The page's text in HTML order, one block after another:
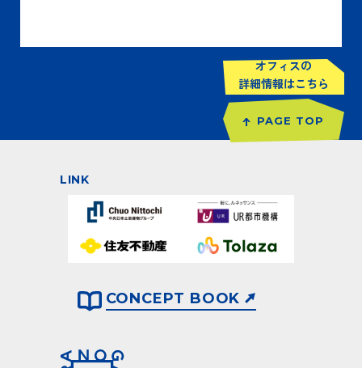
オフィスの
詳細情報はこちら
PAGE TOP
LINK
CONCEPT BOOK